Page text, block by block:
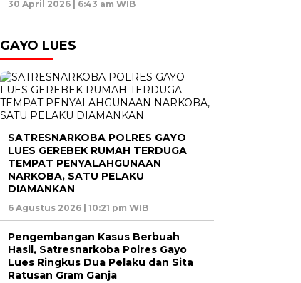
30 April 2026 | 6:43 am WIB
GAYO LUES
SATRESNARKOBA POLRES GAYO
LUES GEREBEK RUMAH TERDUGA
TEMPAT PENYALAHGUNAAN
NARKOBA, SATU PELAKU
DIAMANKAN
6 Agustus 2026 | 10:21 pm WIB
Pengembangan Kasus Berbuah
Hasil, Satresnarkoba Polres Gayo
Lues Ringkus Dua Pelaku dan Sita
Ratusan Gram Ganja